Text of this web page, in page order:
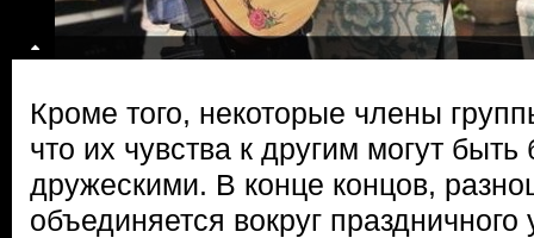
Кроме того, некоторые члены
что их чувства к другим могут
дружескими. В конце концов,
объединяется вокруг